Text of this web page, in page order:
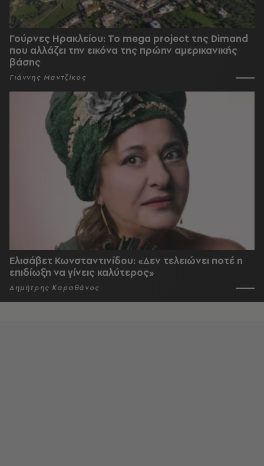
Γούρνες Ηρακλείου: To mega project της Dimand
που αλλάζει την εικόνα της πρώην αμερικανικής
βάσης
Γιάννης Μαντζίκος
Ελισάβετ Κωνσταντινίδου: «Δεν τελειώνει ποτέ η
επιδίωξη να γίνεις καλύτερος»
Δημήτρης Καραθάνος